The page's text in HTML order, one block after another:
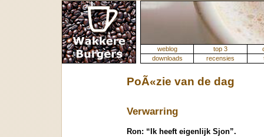
weblog top 3
downloads
recensies
PoÃ«zie van de dag
Verwarring
Ron: “Ik heeft eigenlijk Sjon”.